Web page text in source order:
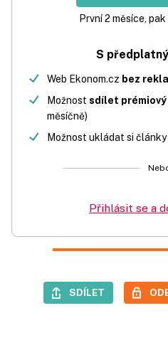
První 2 měsíce,
S
Web Ekonom.cz bez
Možnost sdílet prémiový
měsíčně)
Možnost ukládat si
Přihlásit se a
SDÍLET